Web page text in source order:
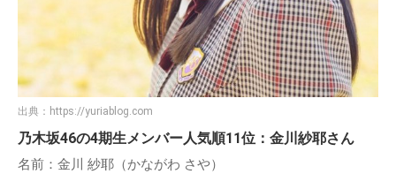
出典： https://yuriablog.com
乃木坂46の4期生メンバー人気順11位：金川紗耶さん
名前：金川 紗耶（かながわ さや）